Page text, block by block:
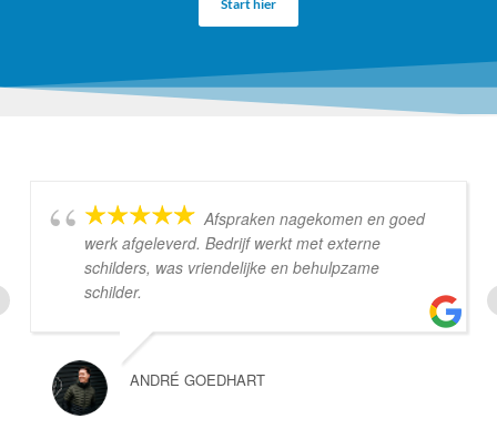
Start hier
Afspraken nagekomen en goed
werk afgeleverd. Bedrijf werkt met externe
schilders, was vriendelijke en behulpzame
schilder.
ANDRÉ GOEDHART